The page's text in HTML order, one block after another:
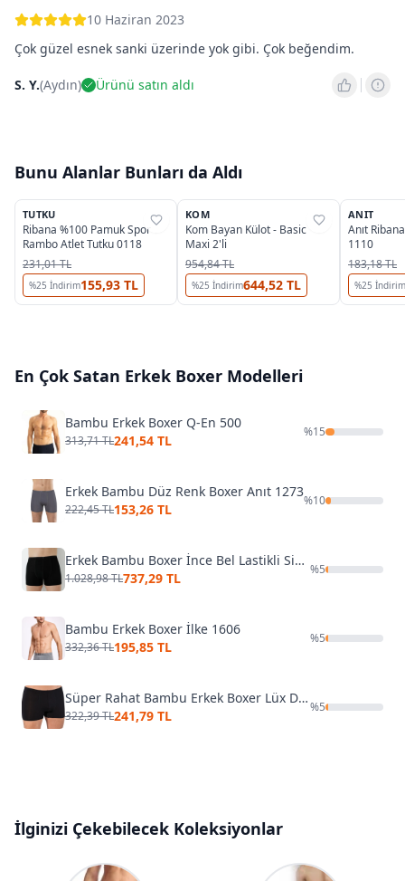
10 Haziran 2023
Çok güzel esnek sanki üzerinde yok gibi. Çok beğendim.
S. Y.(Aydın) Ürünü satın aldı
Bunu Alanlar Bunları da Aldı
%44
TUTKU
Ribana %100 Pamuk Spor
Rambo Atlet Tutku 0118
231,01 TL
%25 İndirim155,93 TL
%35
KOM
Kom Bayan Külot - Basic
Maxi 2'li
954,84 TL
%25 İndirim644,52 TL
%31
ANIT
Anıt
1110
183,18 TL
%25 İndirim
En Çok Satan Erkek Boxer Modelleri
Bambu Erkek Boxer Q-En 500
313,71 TL241,54 TL
%15
Erkek Bambu Düz Renk Boxer Anıt 1273
222,45 TL153,26 TL
%10
Erkek Bambu Boxer İnce Bel Lastikli Siyah Arma Yıldız 1190 - 5 ADET
1.028,98 TL737,29 TL
%5
Bambu Erkek Boxer İlke 1606
332,36 TL195,85 TL
%5
Süper Rahat Bambu Erkek Boxer Lüx DRM 3910
322,39 TL241,79 TL
%5
İlginizi Çekebilecek Koleksiyonlar